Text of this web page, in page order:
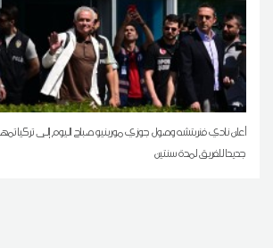
أعلن نادي فنربتشه وصول جوزي مورينيو صباح اليوم إلى تركيا
جديدا للفريق لمدة سنتين